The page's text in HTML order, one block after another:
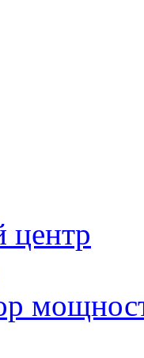
центр